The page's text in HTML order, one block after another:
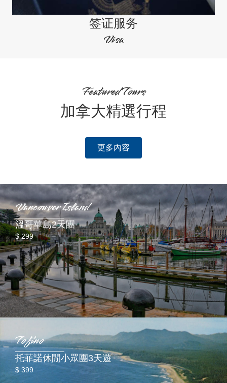
签证服务
Visa
Featured Tours
加拿大精選行程
更多內容
Vancouver Island
溫哥華島2天團
$ 299
Tofino
托菲諾休閒小眾團3天遊
$ 399